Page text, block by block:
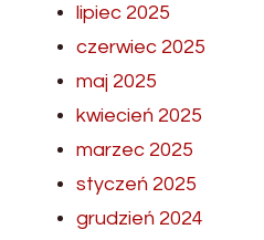
lipiec 2025
czerwiec 2025
maj 2025
kwiecień 2025
marzec 2025
styczeń 2025
grudzień 2024